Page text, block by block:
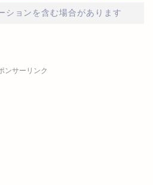
ションを含む場合があります
ンサーリンク